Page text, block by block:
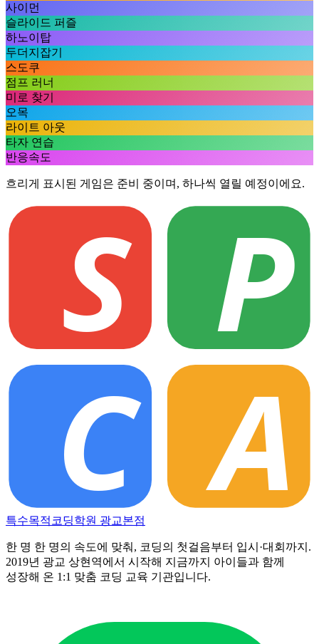
사이먼
슬라이드 퍼즐
하노이탑
두더지잡기
스도쿠
점프 러너
미로 찾기
오목
라이트 아웃
타자 연습
반응속도
흐리게 표시된 게임은 준비 중이며, 하나씩 열릴 예정이에요.
S P
C A
특수목적코딩학원 광교본점
한 명 한 명의 속도에 맞춰, 코딩의 첫걸음부터 입시·대회까지.
2019년 광교 상현역에서 시작해 지금까지 아이들과 함께
성장해 온 1:1 맞춤 코딩 교육 기관입니다.